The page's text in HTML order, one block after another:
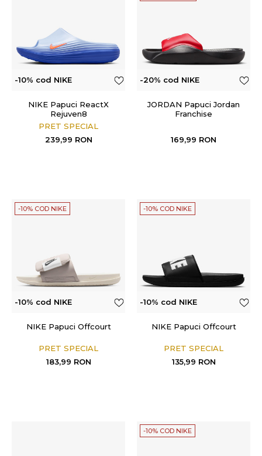
-10% cod NIKE
NIKE Papuci ReactX
Rejuven8
PRET SPECIAL
239,99 RON
-20% cod NIKE
JORDAN Papuci Jordan
Franchise
169,99 RON
-10% COD NIKE
-10% cod NIKE
NIKE Papuci Offcourt
PRET SPECIAL
183,99 RON
-10% COD NIKE
-10% cod NIKE
NIKE Papuci Offcourt
PRET SPECIAL
135,99 RON
-10% COD NIKE